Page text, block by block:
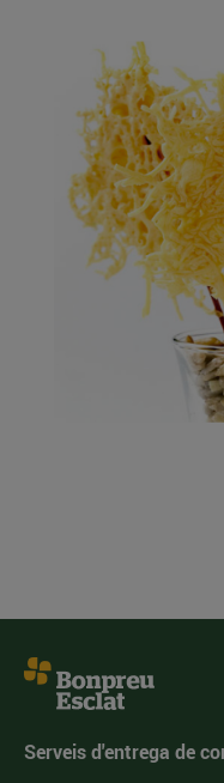
Serveis d'entrega de